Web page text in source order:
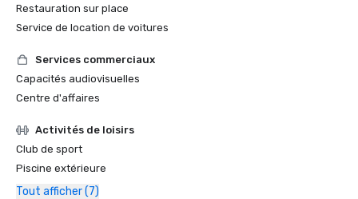
Restauration sur place
Service de location de voitures
Services commerciaux
Capacités audiovisuelles
Centre d'affaires
Activités de loisirs
Club de sport
Piscine extérieure
Tout afficher (7)